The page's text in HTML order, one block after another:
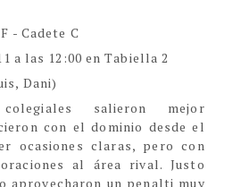
- Cadete C
a las 12:00 en Tabiella 2
Dani)
salieron mejor
con el dominio desde el
ocasiones claras, pero con
al área rival. Justo
aprovecharon un penalti muy